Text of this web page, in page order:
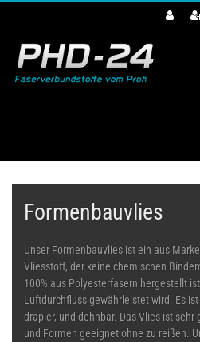
Formenbauvlies
Unser Formenbauvlies ist ein aus
Vliesstoff, der keine chemischen
100% aus Polyesterfasern hergestellt
Luftdurchfluss gewährleistet wird. Es
drapier,-und dehnbar. Das Vlies ist
und Formen geeignet ohne zu reißen.